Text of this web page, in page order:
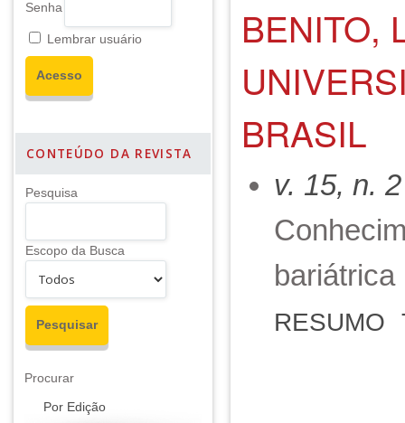
Senha
Lembrar usuário
CONTEÚDO DA REVISTA
Pesquisa
Escopo da Busca
Procurar
Por Edição
BENITO,
BRASIL
v. 15, n.
bariátrica
RESUMO